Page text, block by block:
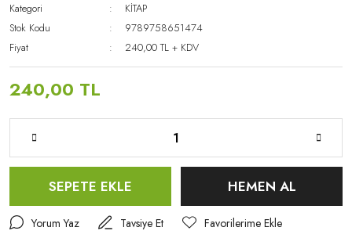
Kategori
KİTAP
Stok Kodu
9789758651474
Fiyat
240,00 TL + KDV
240,00 TL
SEPETE EKLE HEMEN AL
Yorum Yaz Tavsiye Et